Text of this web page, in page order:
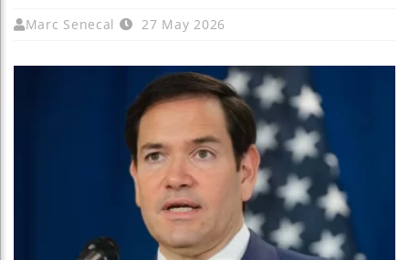
Marc Senecal 27 May 2026